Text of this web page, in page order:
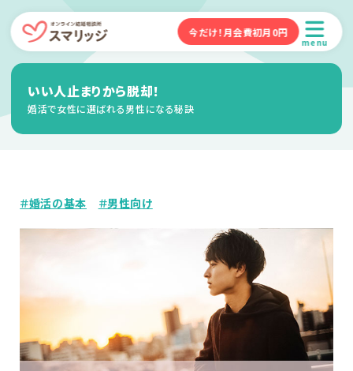
今だけ！月会費初月0円
menu
いい人止まりから脱却！
婚活で女性に選ばれる男性になる秘訣
＃婚活の基本 ＃男性向け